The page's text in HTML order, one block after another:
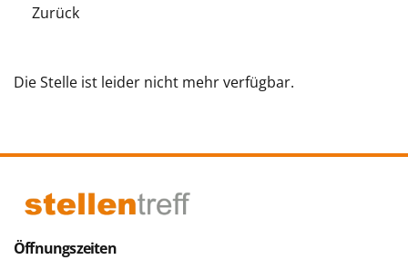
Zurück
Die Stelle ist leider nicht mehr verfügbar.
Öffnungszeiten